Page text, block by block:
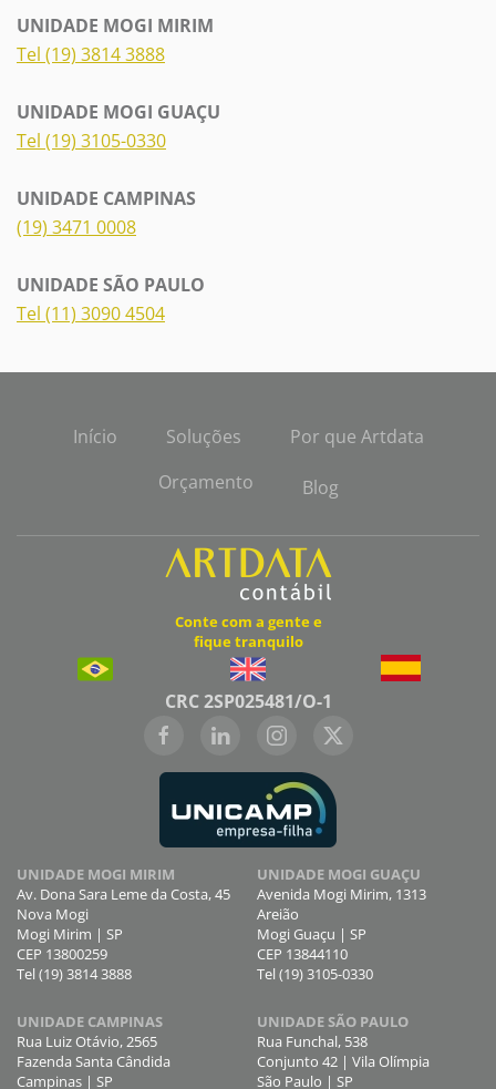
UNIDADE MOGI MIRIM
Tel (19) 3814 3888
UNIDADE MOGI GUAÇU
Tel (19) 3105-0330
UNIDADE CAMPINAS
(19) 3471 0008
UNIDADE SÃO PAULO
Tel (11) 3090 4504
Início Soluções
Por que Artdata
Orçamento
Blog
Conte com a gente e
fique tranquilo
CRC 2SP025481/O-1
UNIDADE MOGI MIRIM
Av. Dona Sara Leme da Costa, 45
Nova Mogi
Mogi Mirim | SP
CEP 13800259
Tel (19) 3814 3888
UNIDADE MOGI GUAÇU
Avenida Mogi Mirim, 1313
Areião
Mogi Guaçu | SP
CEP 13844110
Tel (19) 3105-0330
UNIDADE CAMPINAS
Rua Luiz Otávio, 2565
Fazenda Santa Cândida
Campinas | SP
UNIDADE SÃO PAULO
Rua Funchal, 538
Conjunto 42 | Vila Olímpia
São Paulo | SP